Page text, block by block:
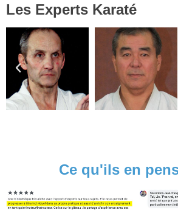
Les Experts Karaté
Ce qu'ils en